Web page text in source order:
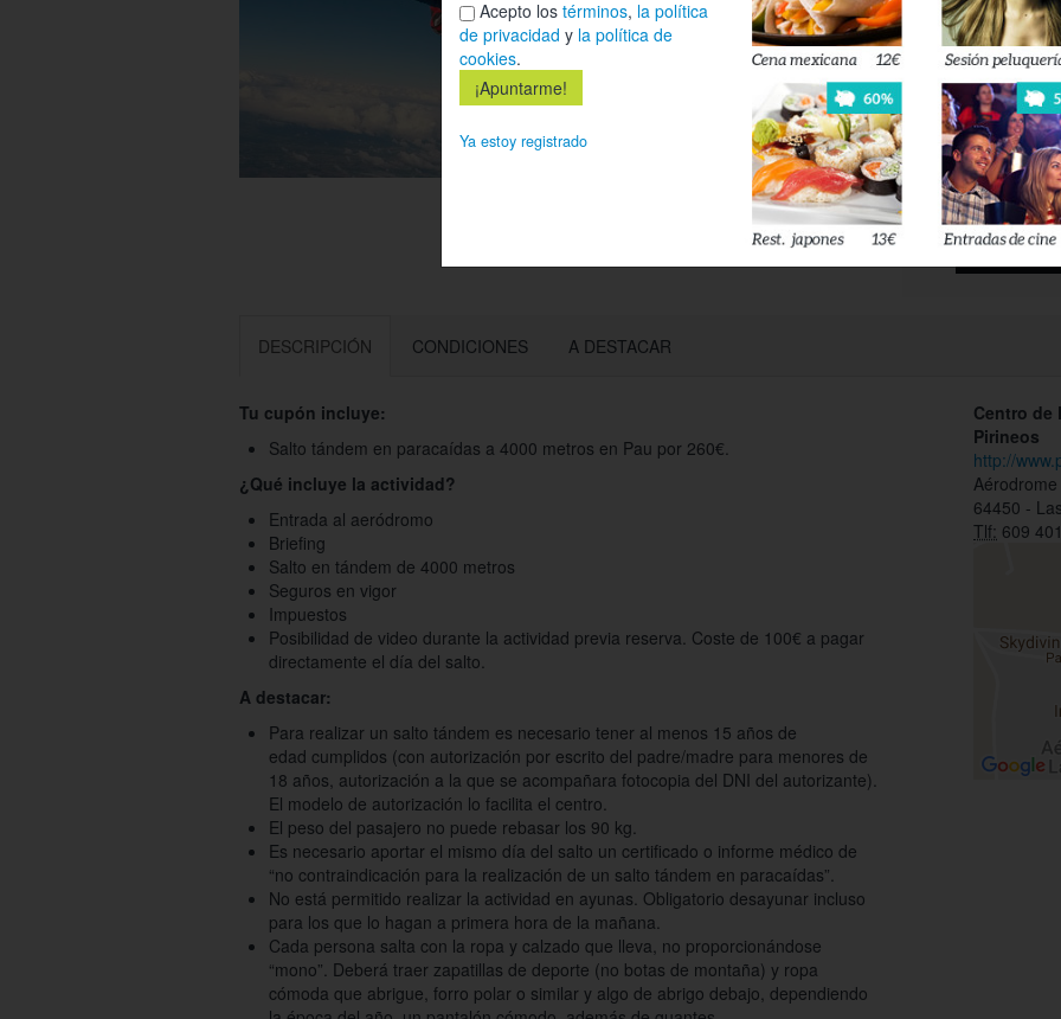
Déjanos tu
esté
Acepto
privacidady
DESCRIPCIÓN CONDICIONES A DESTACAR
Tu cupón incluye:
Salto tándem en paracaídas a 4000 metros en Pau por 260€.
¿Qué incluye la actividad?
Entrada al aeródromo
Briefing
Salto en tándem de 4000 metros
Seguros en vigor
Impuestos
Posibilidad de video durante la actividad previa reserva. Coste de 100€ a pagar
directamente el día del salto.
A destacar:
Para realizar un salto tándem es necesario tener al menos 15 años de
edad cumplidos (con autorización por escrito del padre/madre para menores de
18 años, autorización a la que se acompañara fotocopia del DNI del autorizante).
El modelo de autorización lo facilita el centro.
El peso del pasajero no puede rebasar los 90 kg.
Es necesario aportar el mismo día del salto un certificado o informe médico de
“no contraindicación para la realización de un salto tándem en paracaídas”.
No está permitido realizar la actividad en ayunas. Obligatorio desayunar incluso
para los que lo hagan a primera hora de la mañana.
Cada persona salta con la ropa y calzado que lleva, no proporcionándose
“mono”. Deberá traer zapatillas de deporte (no botas de montaña) y ropa
cómoda que abrigue, forro polar o similar y algo de abrigo debajo, dependiendo
Centro de
Pirineos
http://
64450 -
Tlf: 609
Acepto los términos, la política
de privacidad y la política de
cookies.
Ya estoy registrado